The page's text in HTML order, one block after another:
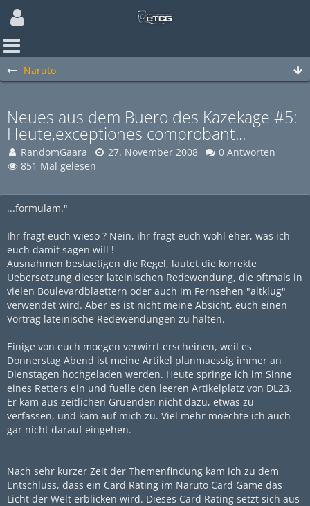
Naruto
Neues aus dem Buero des Kazekage #5:
Heute,exceptiones comprobant...
RandomGaara 27. November 2008
0 Antworten
851 Mal gelesen
...formulam."
Ihr fragt euch wieso ? Nein, ihr fragt euch wohl eher, was ich
euch damit sagen will !
Ausnahmen bestaetigen die Regel, lautet die korrekte
Uebersetzung dieser lateinischen Redewendung, die oftmals in
vielen Boulevardblaettern oder auch im Fernsehen "altklug"
verwendet wird. Aber es ist nicht meine Absicht, euch einen
Vortrag lateinische Redewendungen zu halten.
Einige von euch moegen verwirrt erscheinen, weil es
Donnerstag Abend ist meine Artikel planmaessig immer an
Dienstagen hochgeladen werden. Heute springe ich im Sinne
eines Retters ein und fuelle den leeren Artikelplatz von DL23.
Er kam aus zeitlichen Gruenden nicht dazu, etwas zu
verfassen, und kam auf mich zu. Viel mehr moechte ich auch
gar nicht darauf eingehen.
Nach sehr kurzer Zeit der Themenfindung kam ich zu dem
Entschluss, dass ein Card Rating im Naruto Card Game das
Licht der Welt erblicken wird. Dieses Card Rating setzt sich aus